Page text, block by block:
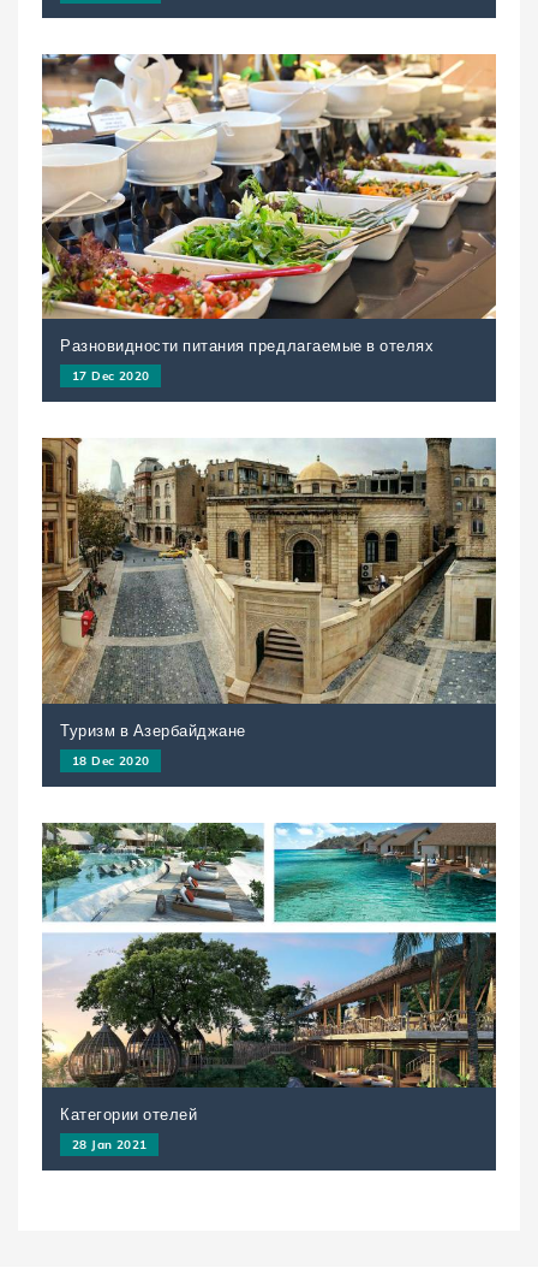
Разновидности питания предлагаемые в отелях
17 Dec 2020
Туризм в Азербайджане
18 Dec 2020
Категории отелей
28 Jan 2021